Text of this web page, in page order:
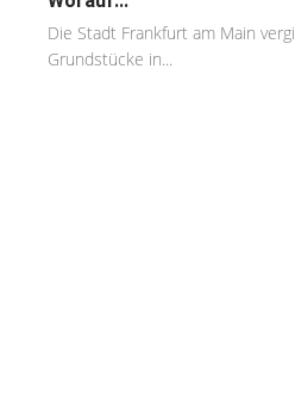
Die Stadt Frankfurt am Main
Grundstücke in...